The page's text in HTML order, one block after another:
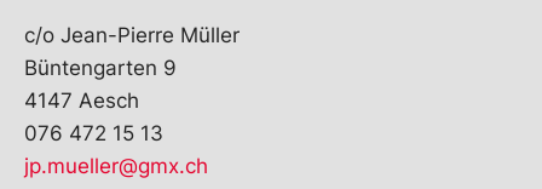
c/o Jean-Pierre Müller
Büntengarten 9
4147 Aesch
076 472 15 13
jp.mueller@gmx.ch